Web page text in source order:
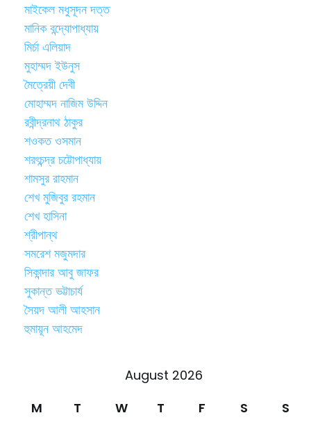
মাইকেল মধুসূদন দত্ত
মানিক বন্দ্যোপাধ্যায়
মির্চা এলিয়াদ
মুহাম্মদ ইউনুস
মৈত্রেয়ী দেবী
মোহাম্মদ নাজিম উদ্দিন
রবীন্দ্রনাথ ঠাকুর
শওকত ওসমান
শরৎচন্দ্র চট্টোপাধ্যায়
শামসুর রাহমান
শেখ মুজিবুর রহমান
শেখ হাসিনা
শ্রীপান্থ
সমরেশ মজুমদার
সিকান্দার আবু জাফর
সুকান্ত ভট্টাচার্য
সৈয়দ আলী আহসান
হুমায়ূন আহমেদ
August 2026
M
T W T F S S